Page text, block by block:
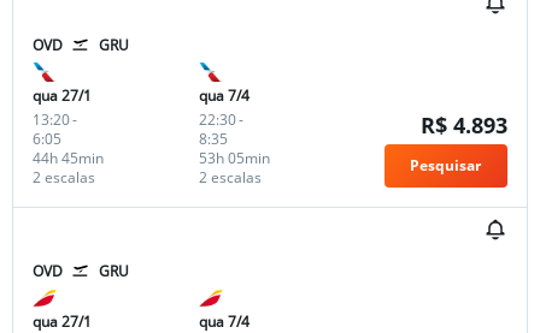
OVD GRU
qua 27/1
13:20-
6:05
2 escalas
44h 45min
qua 7/4
22:30-
8:35
2 escalas
53h 05min
R$ 4.893
Pesquisar
OVD GRU
qua 27/1
qua 7/4